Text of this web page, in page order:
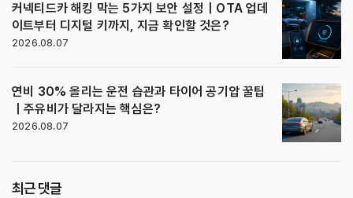
커넥티드카 해킹 막는 5가지 보안 설정｜OTA 업데
이트부터 디지털 키까지, 지금 확인할 것은?
2026.08.07
연비 30% 올리는 운전 습관과 타이어 공기압 꿀팁
｜주유비가 달라지는 핵심은?
2026.08.07
최근 댓글